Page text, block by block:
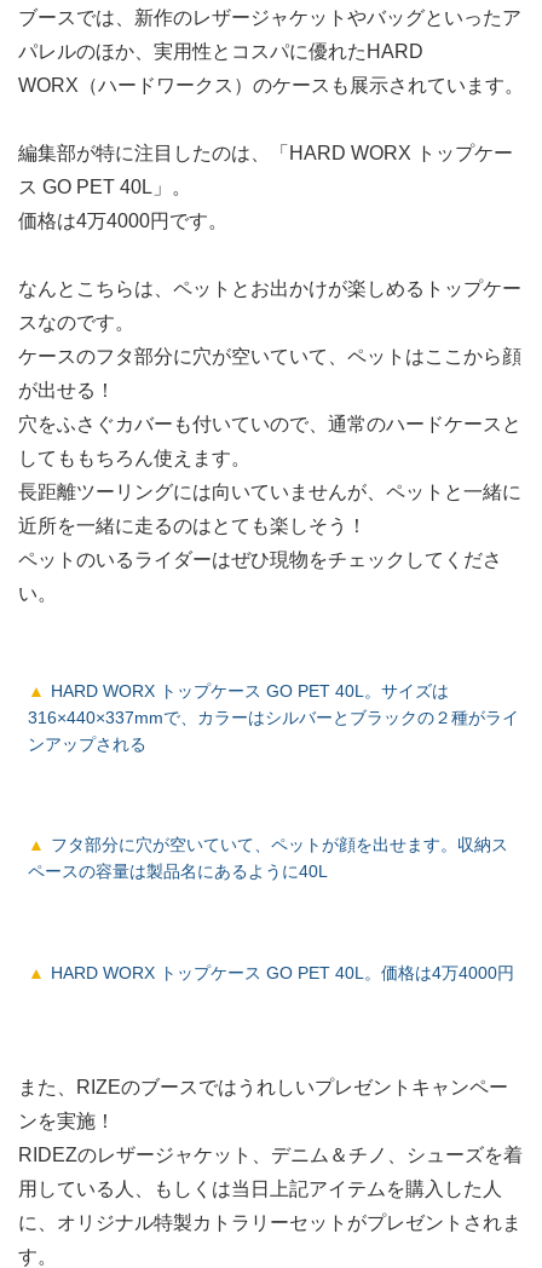
ブースでは、新作のレザージャケットやバッグといったア
パレルのほか、実用性とコスパに優れたHARD
WORX（ハードワークス）のケースも展示されています。
編集部が特に注目したのは、「HARD WORX トップケー
ス GO PET 40L」。
価格は4万4000円です。
なんとこちらは、ペットとお出かけが楽しめるトップケー
スなのです。
ケースのフタ部分に穴が空いていて、ペットはここから顔
が出せる！
穴をふさぐカバーも付いていので、通常のハードケースと
してももちろん使えます。
長距離ツーリングには向いていませんが、ペットと一緒に
近所を一緒に走るのはとても楽しそう！
ペットのいるライダーはぜひ現物をチェックしてくださ
い。
HARD WORX トップケース GO PET 40L。サイズは
316×440×337mmで、カラーはシルバーとブラックの２種がライ
ンアップされる
フタ部分に穴が空いていて、ペットが顔を出せます。収納ス
ペースの容量は製品名にあるように40L
HARD WORX トップケース GO PET 40L。価格は4万4000円
また、RIZEのブースではうれしいプレゼントキャンペー
ンを実施！
RIDEZのレザージャケット、デニム＆チノ、シューズを着
用している人、もしくは当日上記アイテムを購入した人
に、オリジナル特製カトラリーセットがプレゼントされま
す。